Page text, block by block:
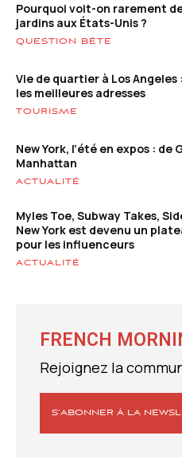
Pourquoi voit-on rarement
jardins aux États-Unis ?
QUESTION BÊTE
Vie de quartier à Los Angeles
les meilleures adresses
TOURISME
New York, l’été en expos : de
Manhattan
ACTUALITÉ
Myles Toe, Subway Takes,
New York est devenu un
pour les influenceurs
ACTUALITÉ
FRENCH
Rejoignez la
S’ABONNER À LA